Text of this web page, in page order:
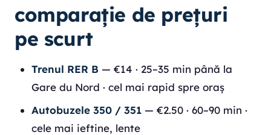
comparație de prețuri
pe scurt
Trenul RER B — €14 · 25–35 min până la
Gare du Nord · cel mai rapid spre oraș
Autobuzele 350 / 351 — €2.50 · 60–90 min ·
cele mai ieftine, lente